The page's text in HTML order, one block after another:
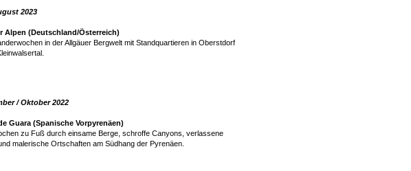
2023
Alpen (Deutschland/Österreich)
in der Allgäuer Bergwelt mit Standquartieren in Oberstdorf
/ Oktober 2022
Guara (Spanische Vorpyrenäen)
zu Fuß durch einsame Berge, schroffe Canyons, verlassene
malerische Ortschaften am Südhang der Pyrenäen.